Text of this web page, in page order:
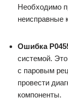
Необходимо
неисправные
Ошибка
системой.
с паровым
провести
компоненты.